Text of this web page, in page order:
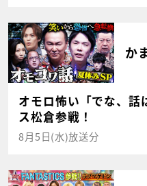
か
オモロ怖い「でな、話
ス松倉参戦！
8月5日(水)放送分